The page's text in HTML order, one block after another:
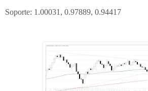
Soporte: 1.00031, 0.97889, 0.94417